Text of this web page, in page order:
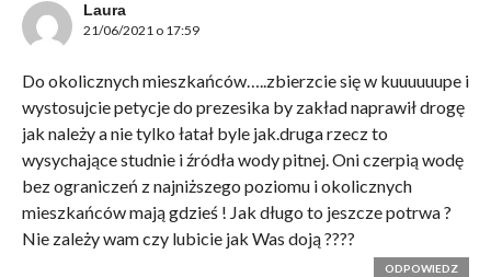
Laura
21/06/2021 o 17:59
Do okolicznych mieszkańców…..zbierzcie się w kuuuuuupe i
wystosujcie petycje do prezesika by zakład naprawił drogę
jak należy a nie tylko łatał byle jak.druga rzecz to
wysychające studnie i źródła wody pitnej. Oni czerpią wodę
bez ograniczeń z najniższego poziomu i okolicznych
mieszkańców mają gdzieś ! Jak długo to jeszcze potrwa ?
Nie zależy wam czy lubicie jak Was doją ????
ODPOWIEDZ